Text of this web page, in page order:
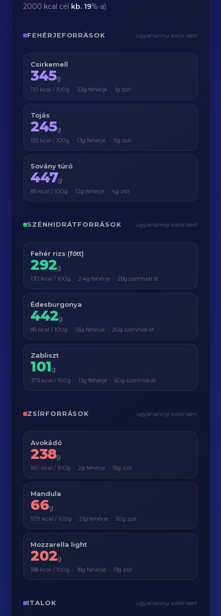
2000 kcal cél kb. 19%-a).
FEHÉRJEFORRÁSOK ugyanannyi kalóriáért
Csirkemell
345g
110 kcal / 100g · 23g fehérje · 1g zsír
Tojás
245g
155 kcal / 100g · 13g fehérje · 11g zsír
Sovány túró
447g
85 kcal / 100g · 12g fehérje · 4g zsír
SZÉNHIDRÁTFORRÁSOK ugyanannyi kalóriáért
Fehér rizs (főtt)
292g
130 kcal / 100g · 2.4g fehérje · 28g szénhidrát
Édesburgonya
442g
86 kcal / 100g · 1.6g fehérje · 20g szénhidrát
Zabliszt
101g
375 kcal / 100g · 13g fehérje · 60g szénhidrát
ZSÍRFORRÁSOK ugyanannyi kalóriáért
Avokádó
238g
160 kcal / 100g · 2g fehérje · 15g zsír
Mandula
66g
579 kcal / 100g · 21g fehérje · 50g zsír
Mozzarella light
202g
188 kcal / 100g · 18g fehérje · 13g zsír
ITALOK ugyanannyi kalóriáért